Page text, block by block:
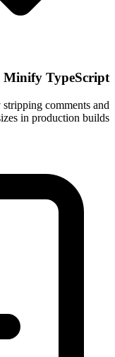
Minify TypeScript
comments and
in production builds.